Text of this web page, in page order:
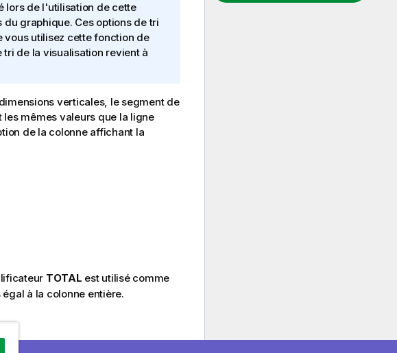
lors de l'utilisation de cette
graphique. Ces options de tri
vous utilisez cette fonction de
de la visualisation revient à
verticales, le segment de
mêmes valeurs que la ligne
de la colonne affichant la
TOTAL est utilisé comme
à la colonne entière.